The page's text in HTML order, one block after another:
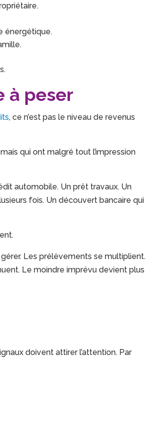
énergétique.
à peser
, ce n’est pas le niveau de revenus
qui ont malgré tout l’impression
automobile. Un prêt travaux. Un
fois. Un découvert bancaire qui
Les prélèvements se multiplient.
Le moindre imprévu devient plus
doivent attirer l’attention. Par